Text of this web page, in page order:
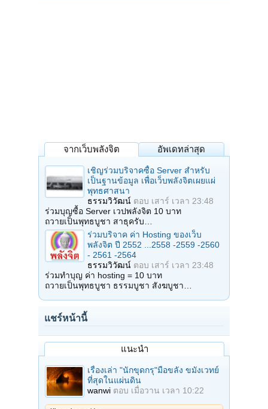
จากเว็บพลังจิต อัพเดทล่าสุด
เชิญร่วมบริจาคซื้อ Server สำหรับ
เป็นฐานข้อมูล เพื่อเว็บพลังจิตเผยแผ่
พุทธศาสนา
ธรรมวิวัฒน์ ตอบ เสาร์ เวลา 23:48
ร่วมบุญซื้อ Server เวปพลังจิต 10 บาท
ถวายเป็นพุทธบูชา สาธุครับ…
ร่วมบริจาค ค่า Hosting ของเว็บ
พลังจิต ปี 2552 ...2558 -2559 -2560
- 2561 -2564
ธรรมวิวัฒน์ ตอบ เสาร์ เวลา 23:48
ร่วมทำบุญ ค่า hosting = 10 บาท
ถวายเป็นพุทธบูชา ธรรมบูชา สังฆบูชา…
แชร์หน้านี้
แนะนำ
เรื่องเล่า "นักขุดกรุ"มือขลัง ขมังเวทย์
ที่สุดในแผ่นดิน
wanwi ตอบ เมื่อวาน เวลา 10:22